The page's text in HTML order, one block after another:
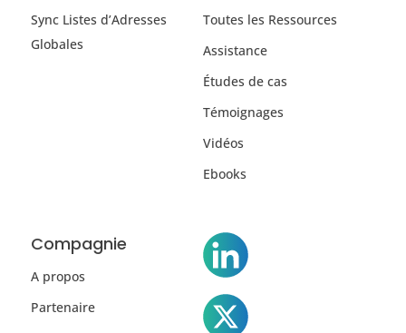
Sync Listes d’Adresses
Globales
Toutes les Ressources
Assistance
Études de cas
Témoignages
Vidéos
Ebooks
Compagnie
A propos
Partenaire